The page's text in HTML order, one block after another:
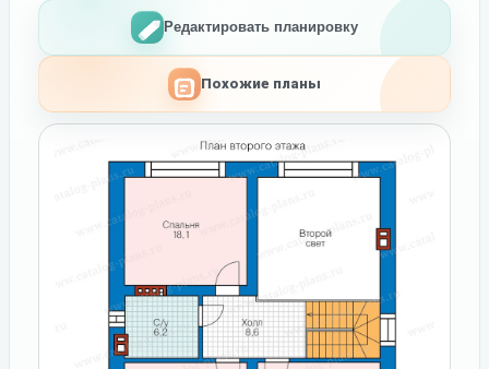
Редактировать планировку
Похожие планы